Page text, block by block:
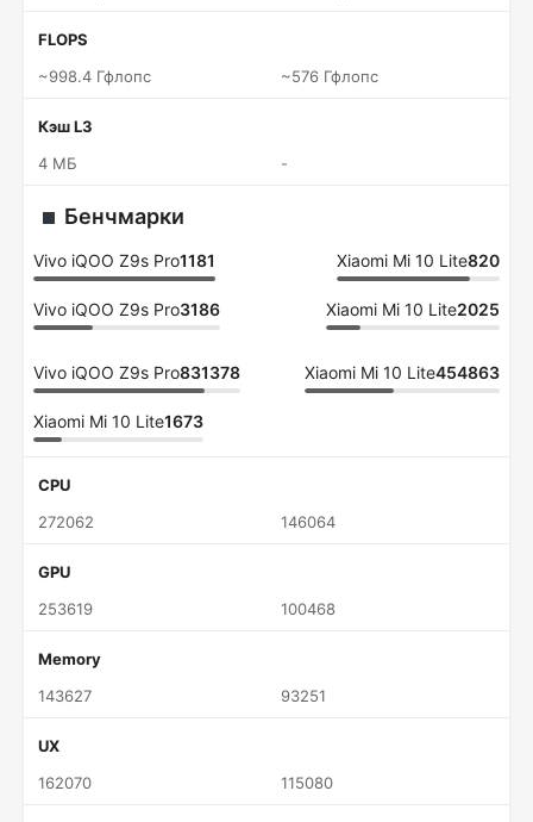
FLOPS
~998.4 Гфлопс
~576 Гфлопс
Кэш L3
4 МБ
-
Бенчмарки
Vivo iQOO Z9s Pro1181 Xiaomi Mi 10 Lite820
Vivo iQOO Z9s Pro3186 Xiaomi Mi 10 Lite2025
Vivo iQOO Z9s Pro831378 Xiaomi Mi 10 Lite454863
Xiaomi Mi 10 Lite1673
CPU
272062
146064
GPU
253619
100468
Memory
143627
93251
UX
162070
115080